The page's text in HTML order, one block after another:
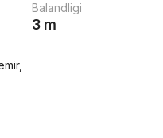
Balandligi
3 m